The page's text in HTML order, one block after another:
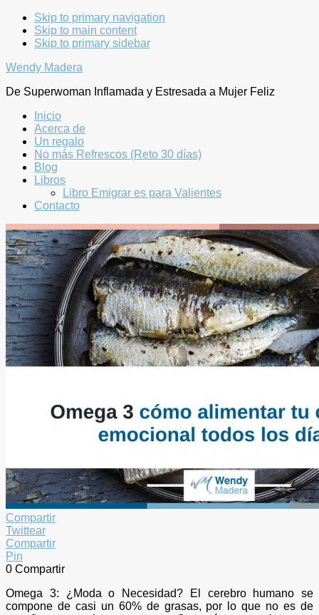
Skip to primary navigation
Skip to main content
Skip to primary sidebar
Wendy Madera
De Superwoman Inflamada y Estresada a Mujer Feliz
Inicio
Acerca de
Un regalo
No más Refrescos (Reto 30 días)
Blog
Libros
Libro Emigrar es para Valientes
Contacto
Compartir
Twittear
Compartir
Pin
0 Compartir
Omega 3: ¿Moda o Necesidad? El cerebro humano se
compone de casi un 60% de grasas, por lo que no es de